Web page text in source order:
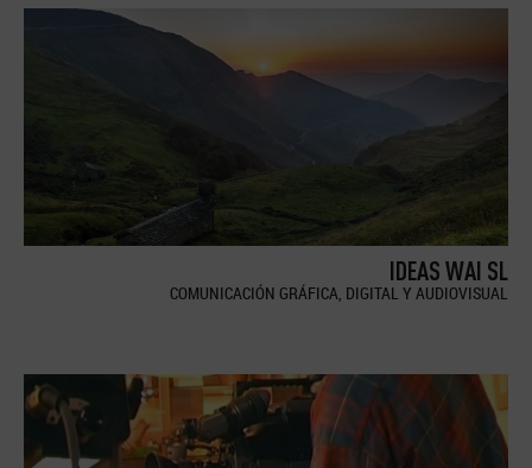
IDEAS WAI SL
COMUNICACIÓN GRÁFICA, DIGITAL Y AUDIOVISUAL